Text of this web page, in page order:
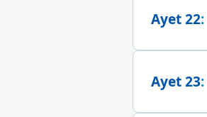
Ayet 22:
Ayet 23: